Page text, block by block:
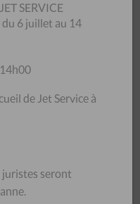
venez découvrir
d’occasion ! Le stock
vie aux objets,
SERVICE
du 6 juillet au 14
de Jet Service à
juristes seront